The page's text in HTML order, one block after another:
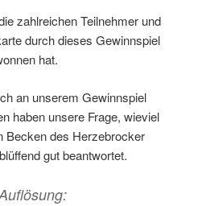
zahlreichen Teilnehmer und
durch dieses Gewinnspiel
hat.
an unserem Gewinnspiel
haben unsere Frage, wieviel
Becken des Herzebrocker
gut beantwortet.